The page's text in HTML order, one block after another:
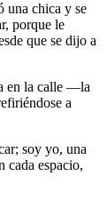
una chica y se
porque le
que se dijo a
en la calle —la
a
soy yo, una
cada espacio,